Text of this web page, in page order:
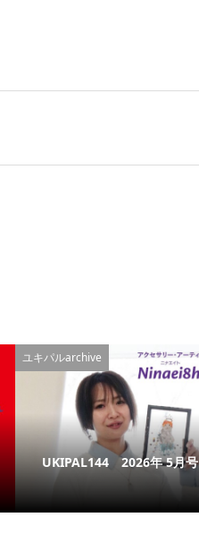
ユキパルarchive
UKIPAL144 2026年 5月号